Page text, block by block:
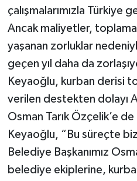
çalışmalarımızla Türkiye
Ancak maliyetler,
yaşanan zorluklar
geçen yıl daha da
​Keyaoğlu, kurban derisi
verilen destekten dolayı
Osman Tarık Özçelik’e
Keyaoğlu, “Bu süreçte
Belediye Başkanımız
belediye ekiplerine,